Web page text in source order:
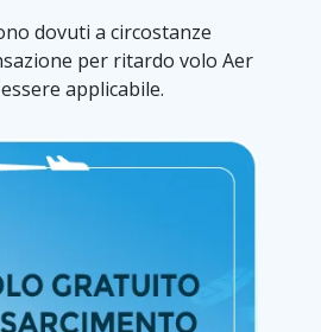
dovuti a circostanze
per ritardo volo Aer
applicabile.